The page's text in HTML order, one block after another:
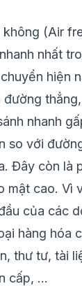
không (Air
nhất
hiện
đường
nhanh
so với
Đây còn là
mật cao. Vì
của các
hàng hóa
thư tư, tài
cấp, …